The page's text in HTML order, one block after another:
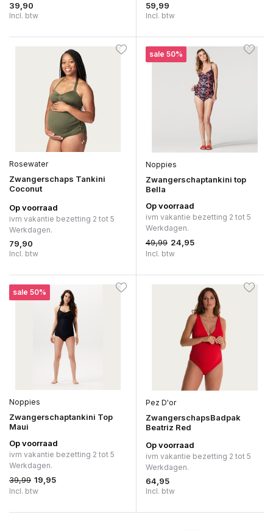
39,90
Incl. btw
59,99
Incl. btw
Rosewater
Zwangerschaps Tankini
Coconut
Op voorraad
ivm vakantie bezetting 2 tot 5
Werkdagen.
79,90
Incl. btw
sale 50%
Noppies
Zwangerschaptankini top
Bella
Op voorraad
ivm vakantie bezetting 2 tot 5
Werkdagen.
49,99 24,95
Incl. btw
sale 50%
Noppies
Zwangerschaptankini Top
Maui
Op voorraad
ivm vakantie bezetting 2 tot 5
Werkdagen.
39,99 19,95
Incl. btw
Pez D'or
ZwangerschapsBadpak
Beatriz Red
Op voorraad
ivm vakantie bezetting 2 tot 5
Werkdagen.
64,95
Incl. btw